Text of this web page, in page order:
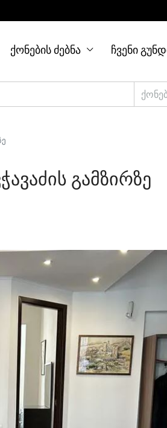
ᲥᲝᲜᲔᲑᲘᲡ ᲫᲔᲑᲜᲐ ᲩᲕᲔᲜᲘ
Გამზირზე